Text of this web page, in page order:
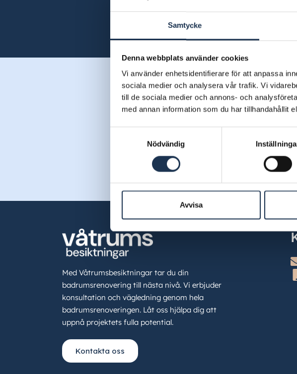
Samtycke
Denna webbplats använder cookies
Vi använder enhetsidentifierare för att anpassa
sociala medier och analysera vår trafik. Vi
till de sociala medier och annons- och
med annan information som du har tillhandahållit
Nödvändig
Avvisa
Ring oss
Eller
Med Våtrumsbesiktningar tar du din
badrumsrenovering till nästa nivå. Vi erbjuder
konsultation och vägledning genom hela
badrumsrenoveringen. Låt oss hjälpa dig att
uppnå projektets fulla potential.
Kontakta oss